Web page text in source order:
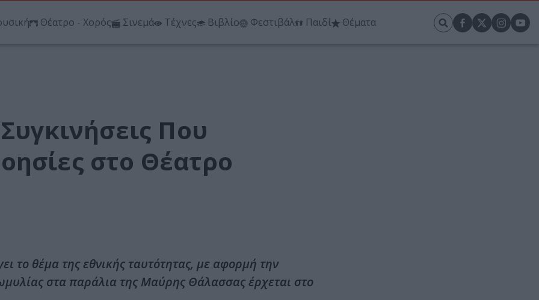
Θέατρο - Χορός Σινεμά Τέχνες Βιβλίο Φεστιβάλ Παιδί Θέματα
Που
στο Θέατρο
το θέμα της εθνικής ταυτότητας, με αφορμή την
στα παράλια της Μαύρης Θάλασσας έρχεται στο